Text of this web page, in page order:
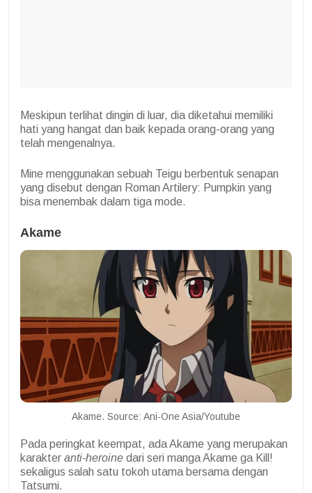
Meskipun terlihat dingin di luar, dia diketahui memiliki
hati yang hangat dan baik kepada orang-orang yang
telah mengenalnya.
Mine menggunakan sebuah Teigu berbentuk senapan
yang disebut dengan Roman Artilery: Pumpkin yang
bisa menembak dalam tiga mode.
Akame
Akame. Source: Ani-One Asia/Youtube
Pada peringkat keempat, ada Akame yang merupakan
karakter anti-heroine dari seri manga Akame ga Kill!
sekaligus salah satu tokoh utama bersama dengan
Tatsumi.